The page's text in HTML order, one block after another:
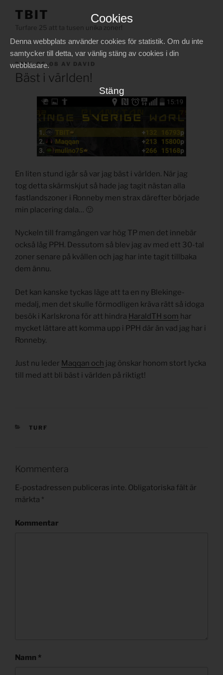
Cookies
Denna webbplats använder cookies för statistik. Om du inte
samtycker till detta, var vänlig stäng av cookies i din
webbläsare.
Stäng
innehåll
TBIT
Turfare 25 att ta tusen unika zoner!
PUBLICERAT
2015-06-08 AV DAVID
Bäst i världen!
En liten stund igår så var jag bäst i världen. När jag
tog detta skärmskjut så hade jag tagit nästan alla
fastlandszoner i Ronneby men strax därefter började
min placering dala… 🙂
Nyckeln till framgången var hög TP men det innebär
också låg PPH. Dessutom så blev jag av med ett 30-tal
zoner senare på kvällen och jag har inte tagit tillbaka
dem ännu.
Det kan kanske tyckas läge att ta en ny Blekinge-
medalj, men det skulle förmodligen kräva rätt så idoga
besök i Karlskrona för att hindra HaraldTH som har
mycket lättare att komma upp i PPH där än vad jag har i
Ronneby.
Just nu leder Maqqan och jag önskar honom stort lycka
till med att bli bäst i världen på riktigt!
KATEGORIER
TURF
Kommentera
E-postadressen publiceras inte. Obligatoriska fält är
märkta *
Kommentar
Namn *